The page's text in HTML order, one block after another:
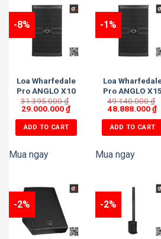
-8%
Loa Wharfedale
Pro ANGLO X10
31.395.000₫
29.000.000₫
ADD TO CART
Mua ngay
-1%
Loa
Pro ANGLO X15
49.140.000₫
48.888.000₫
ADD TO CART
Mua ngay
-2% -2%